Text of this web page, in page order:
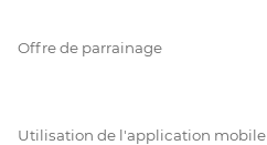
Offre de parrainage
Utilisation de l'application mobile